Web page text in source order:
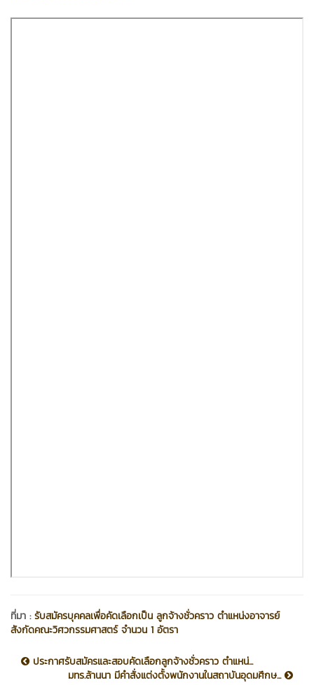
ที่มา :รับสมัครบุคคลเพื่อคัดเลือกเป็น ลูกจ้างชั่วคราว ตำแหน่งอาจารย์
สังกัดคณะวิศวกรรมศาสตร์ จำนวน 1 อัตรา
ประกาศรับสมัครและสอบคัดเลือกลูกจ้างชั่วคราว ตำแหน่...
มทร.ล้านนา มีคำสั่งแต่งตั้งพนักงานในสถาบันอุดมศึกษ...